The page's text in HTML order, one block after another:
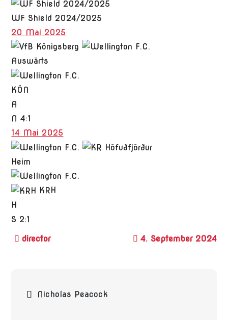
WF Shield 2024/2025
20 Mai 2025
Auswärts
KÖN
A
N 4:1
14 Mai 2025
Heim
KRH
H
S 2:1
4. September 2024
Nicholas Peacock